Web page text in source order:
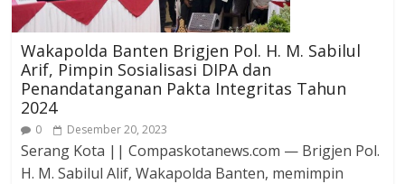
Wakapolda Banten Brigjen Pol. H. M. Sabilul
Arif, Pimpin Sosialisasi DIPA dan
Penandatanganan Pakta Integritas Tahun
2024
0 Desember 20, 2023
Serang Kota || Compaskotanews.com — Brigjen Pol.
H. M. Sabilul Alif, Wakapolda Banten, memimpin